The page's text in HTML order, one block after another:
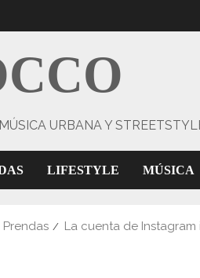
URBANA Y
LIFESTYLE MÚSICA
La cuenta de